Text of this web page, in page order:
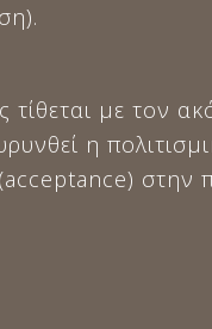
με τον
η
στην